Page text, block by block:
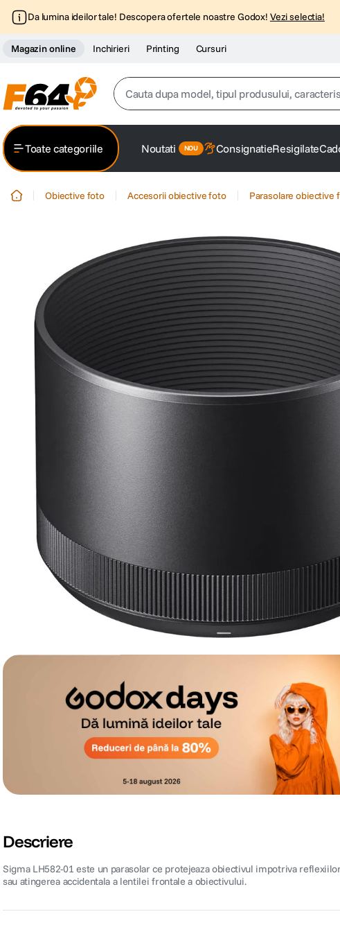
Da lumina ideilor tale! Descopera ofertele noastre Godox! Vezi selectia!
Magazin online Inchirieri Printing Cursuri
Cauta dupa model, tipul produsului,
2. trepied
trepied telefon
4. peak design
5. canon sx740 hs
6 . lavaliera
sony fx
8. card memorie
dji mic mini
10 . dji osmo
Toate categoriile Noutati ConsignatieResigilate
Obiective foto Accesorii obiective foto Parasolare obiective
Descriere
Sigma LH582-01 este un parasolar ce protejeaza obiectivul impotriva
sau atingerea accidentala a lentilei frontale a obiectivului.